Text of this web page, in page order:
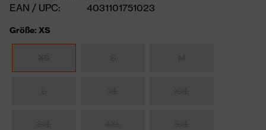
EAN / UPC:
4031101751023
Größe: XS